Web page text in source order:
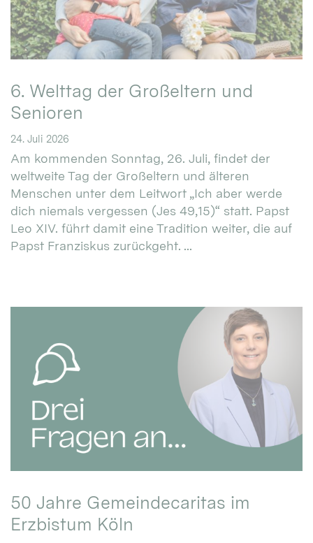
6. Welttag der Großeltern und
Senioren
24. Juli 2026
Am kommenden Sonntag, 26. Juli, findet der
weltweite Tag der Großeltern und älteren
Menschen unter dem Leitwort „Ich aber werde
dich niemals vergessen (Jes 49,15)“ statt. Papst
Leo XIV. führt damit eine Tradition weiter, die auf
Papst Franziskus zurückgeht. ...
50 Jahre Gemeindecaritas im
Erzbistum Köln